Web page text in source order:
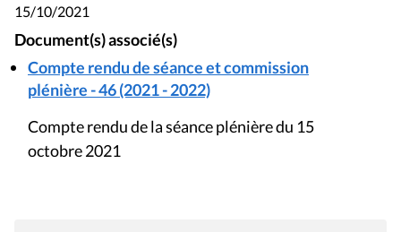
15/10/2021
Document(s) associé(s)
Compte rendu de séance et commission
plénière - 46 (2021 - 2022)
Compte rendu de la séance plénière du 15
octobre 2021